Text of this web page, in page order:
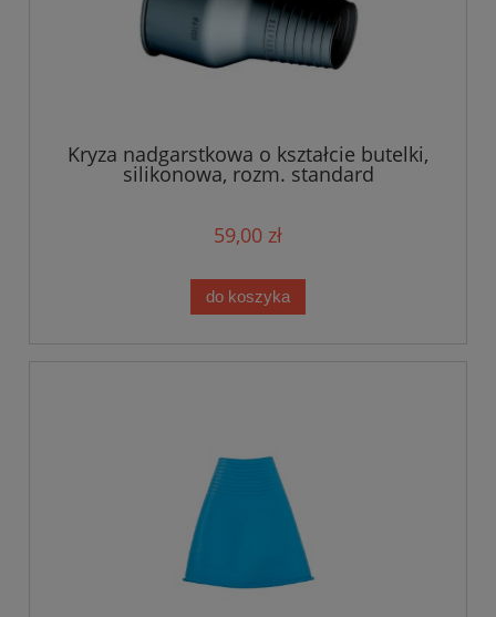
Kryza nadgarstkowa o kształcie butelki,
silikonowa, rozm. standard
59,00 zł
do koszyka